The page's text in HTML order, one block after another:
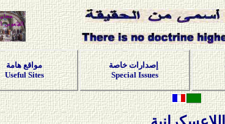
مواقع هامة
Useful Sites
إصدارات خاصة
Special Issues